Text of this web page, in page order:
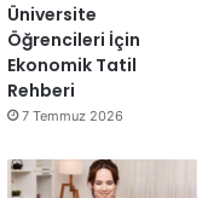
Üniversite
Öğrencileri İçin
Ekonomik Tatil
Rehberi
7 Temmuz 2026